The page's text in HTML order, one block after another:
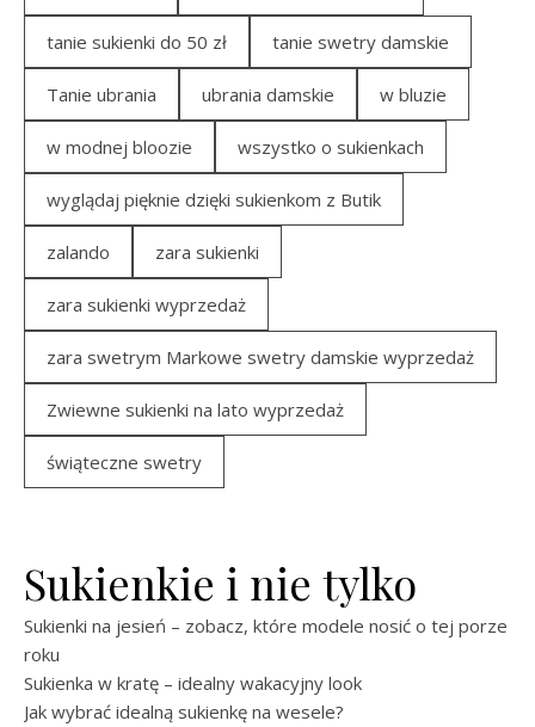
tanie sukienki do 50 zł tanie swetry damskie
Tanie ubrania ubrania damskie w bluzie
w modnej bloozie wszystko o sukienkach
wyglądaj pięknie dzięki sukienkom z Butik
zalando zara sukienki
zara sukienki wyprzedaż
zara swetrym Markowe swetry damskie wyprzedaż
Zwiewne sukienki na lato wyprzedaż
świąteczne swetry
Sukienkie i nie tylko
Sukienki na jesień – zobacz, które modele nosić o tej porze
roku
Sukienka w kratę – idealny wakacyjny look
Jak wybrać idealną sukienkę na wesele?